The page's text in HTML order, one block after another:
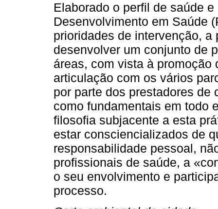
Elaborado o perfil de saúde
Desenvolvimento em Saúde
prioridades de intervenção,
desenvolver um conjunto de
áreas, com vista à promoção
articulação com os vários
por parte dos prestadores de
como fundamentais em todo
filosofia subjacente a esta
estar consciencializados de
responsabilidade pessoal,
profissionais de saúde, a
o seu envolvimento e
processo.